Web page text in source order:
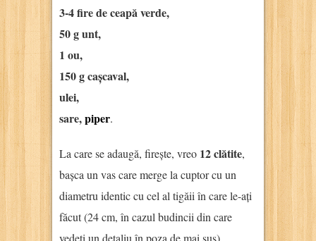
3-4 fire de ceapă verde,
50 g unt,
1 ou,
150 g cașcaval,
ulei,
sare,piper.
La care se adaugă, firește, vreo 12 clătite,
bașca un vas care merge la cuptor cu un
diametru identic cu cel al tigăii în care le-ați
făcut (24 cm, în cazul budincii din care
vedeți un detaliu în poza de mai sus)